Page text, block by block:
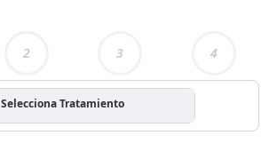
2 3 4
Selecciona Tratamiento